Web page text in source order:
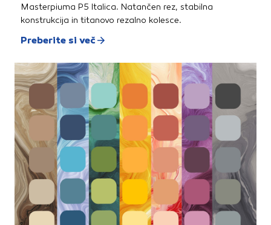
Masterpiuma P5 Italica. Natančen rez, stabilna
konstrukcija in titanovo rezalno kolesce.
Preberite si več